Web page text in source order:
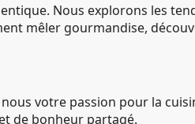
Nous explorons les
mêler gourmandise,
votre passion pour la
de bonheur partagé.